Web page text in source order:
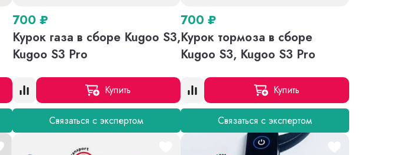
700 ₽
Курок газа в сборе Kugoo S3,
Kugoo S3 Pro
Купить
Связаться с экспертом
700₽
Курок тормоза в сборе
Kugoo S3, Kugoo S3 Pro
Купить
Связаться с экспертом